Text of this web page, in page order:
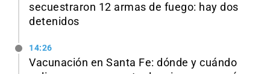
secuestraron 12 armas de fuego: hay dos
detenidos
14:26
Vacunación en Santa Fe: dónde y cuándo